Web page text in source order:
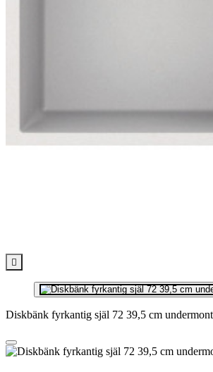

Diskbänk fyrkantig själ 72 39,5 cm